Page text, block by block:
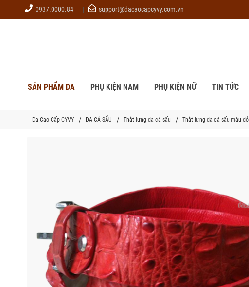
0937.0000.84 support@dacaocapcyvy.com.vn
SẢN PHẨM DA PHỤ KIỆN NAM PHỤ KIỆN NỮ TIN TỨC
Da Cao Cấp CYVY DA CÁ SẤU Thắt lưng da cá sấu Thắt lưng da cá sấu màu đỏ